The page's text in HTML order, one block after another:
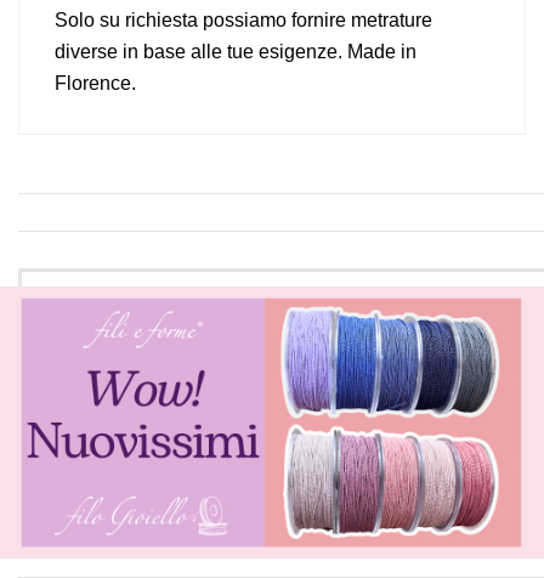
Solo su richiesta possiamo fornire metrature
diverse in base alle tue esigenze. Made in
Florence.